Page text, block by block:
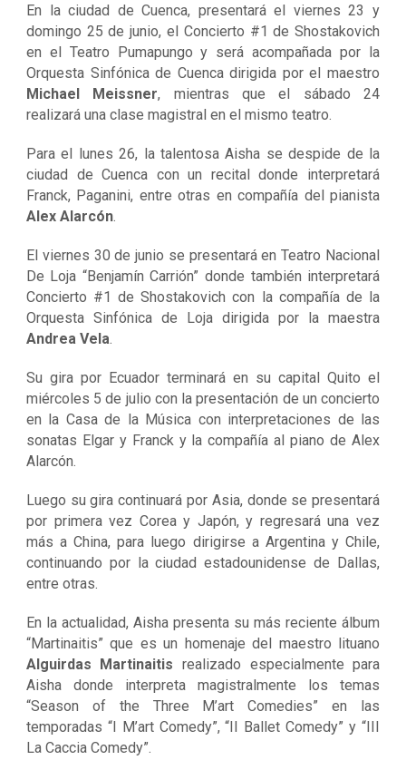
En la ciudad de Cuenca, presentará el viernes 23 y
domingo 25 de junio, el Concierto #1 de Shostakovich
en el Teatro Pumapungo y será acompañada por la
Orquesta Sinfónica de Cuenca dirigida por el maestro
Michael Meissner, mientras que el sábado 24
realizará una clase magistral en el mismo teatro.
Para el lunes 26, la talentosa Aisha se despide de la
ciudad de Cuenca con un recital donde interpretará
Franck, Paganini, entre otras en compañía del pianista
Alex Alarcón.
El viernes 30 de junio se presentará en Teatro Nacional
De Loja “Benjamín Carrión” donde también interpretará
Concierto #1 de Shostakovich con la compañía de la
Orquesta Sinfónica de Loja dirigida por la maestra
Andrea Vela
Su gira por Ecuador terminará en su capital Quito el
miércoles 5 de julio con la presentación de un concierto
en la Casa de la Música con interpretaciones de las
sonatas Elgar y Franck y la compañía al piano de Alex
Alarcón.
Luego su gira continuará por Asia, donde se presentará
por primera vez Corea y Japón, y regresará una vez
más a China, para luego dirigirse a Argentina y Chile,
continuando por la ciudad estadounidense de Dallas,
entre otras.
En la actualidad, Aisha presenta su más reciente álbum
“Martinaitis” que es un homenaje del maestro lituano
Alguirdas Martinaitis realizado especialmente para
Aisha donde interpreta magistralmente los temas
“Season of the Three M’art Comedies” en las
temporadas “I M’art Comedy”, “II Ballet Comedy” y “III
La Caccia Comedy”.